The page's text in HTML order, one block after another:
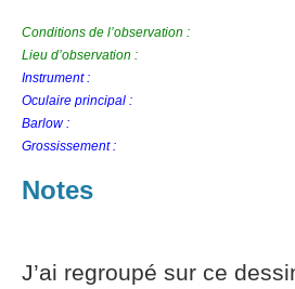
Conditions de l’observation :
Lieu d’observation :
Instrument :
Oculaire principal :
Barlow :
Grossissement :
Notes
J’ai regroupé sur ce